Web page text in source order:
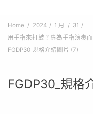
Home 2024 1 月
31
用手指來打鼓？專為手指演奏
FGDP30_規格介紹圖片 (7)
FGDP30_規格